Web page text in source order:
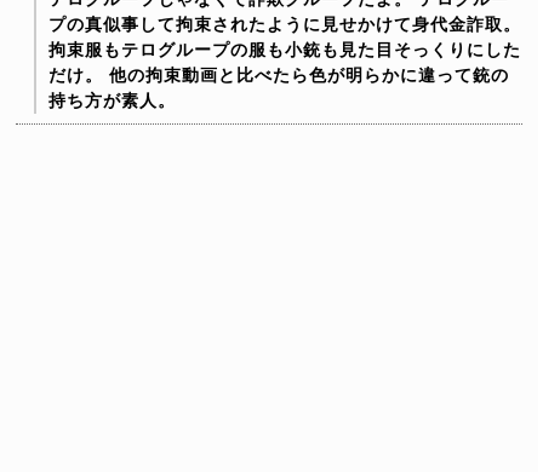
プの真似事して拘束されたように見せかけて身代金詐取。
拘束服もテログループの服も小銃も見た目そっくりにした
だけ。
他の拘束動画と比べたら色が明らかに違って銃の
持ち方が素人。